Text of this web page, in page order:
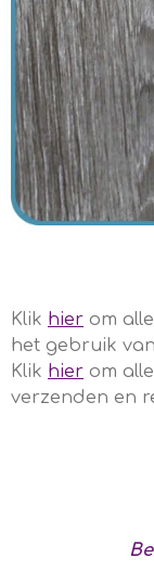
Klik hier om
het gebruik
Klik hier om
verzenden en